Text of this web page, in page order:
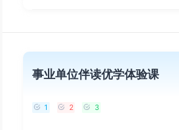
事业单位伴读优学体验课
1 2 3